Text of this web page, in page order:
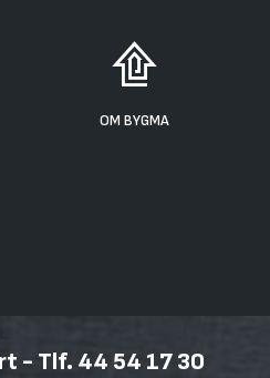
OM BYGMA
- Tlf. 44 54 17 30